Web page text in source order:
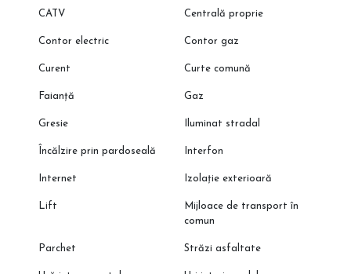
CATV Centrală proprie
Contor electric Contor gaz
Curent Curte comună
Faianță Gaz
Gresie Iluminat stradal
Încălzire prin pardoseală Interfon
Internet Izolație exterioară
Lift
Mijloace de transport în
comun
Parchet Străzi asfaltate